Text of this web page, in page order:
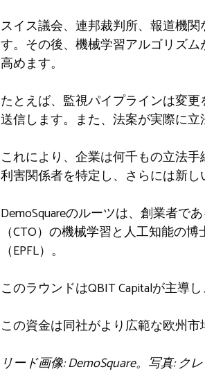
スイス議会、連邦裁判所、報道機
す。その後、機械学習アルゴリズ
高めます。
たとえば、監視パイプラインは変
送信します。また、法案が実際に
これにより、企業は何千もの立法
利害関係者を特定し、さらには新し
DemoSquareのルーツは、創業者で
（CTO）の機械学習と人工知能の博
（EPFL）。
このラウンドはQBIT Capitalが主導
この資金は同社がより広範な欧州
リード画像: DemoSquare。写真: ク